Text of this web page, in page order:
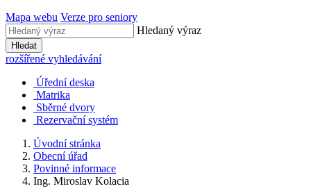
Mapa webu Verze pro seniory
Hledaný výraz
Hledat
rozšířené vyhledávání
Úřední deska
Matrika
Sběrné dvory
Rezervační systém
Úvodní stránka
Obecní úřad
Povinné informace
Ing. Miroslav Kolacia